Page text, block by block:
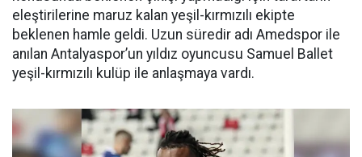
eleştirilerine maruz kalan yeşil-kırmızılı ekipte
beklenen hamle geldi. Uzun süredir adı Amedspor ile
anılan Antalyaspor’un yıldız oyuncusu Samuel Ballet
yeşil-kırmızılı kulüp ile anlaşmaya vardı.